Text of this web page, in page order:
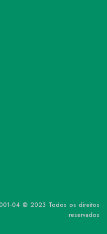
04 © 2023 Todos os direitos
reservados